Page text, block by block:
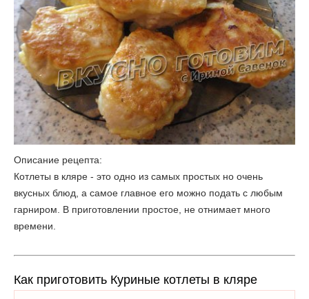
Описание рецепта:
Котлеты в кляре - это одно из самых простых но очень
вкусных блюд, а самое главное его можно подать с любым
гарниром. В приготовлении простое, не отнимает много
времени.
Как приготовить Куриные котлеты в кляре